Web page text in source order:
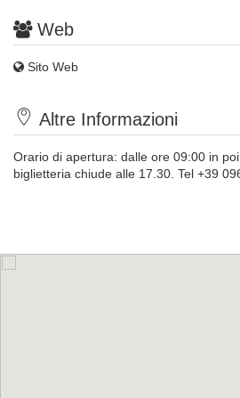
Web
Sito Web
Altre Informazioni
Orario di apertura: dalle ore 09:00 in
biglietteria chiude alle 17.30. Tel +39